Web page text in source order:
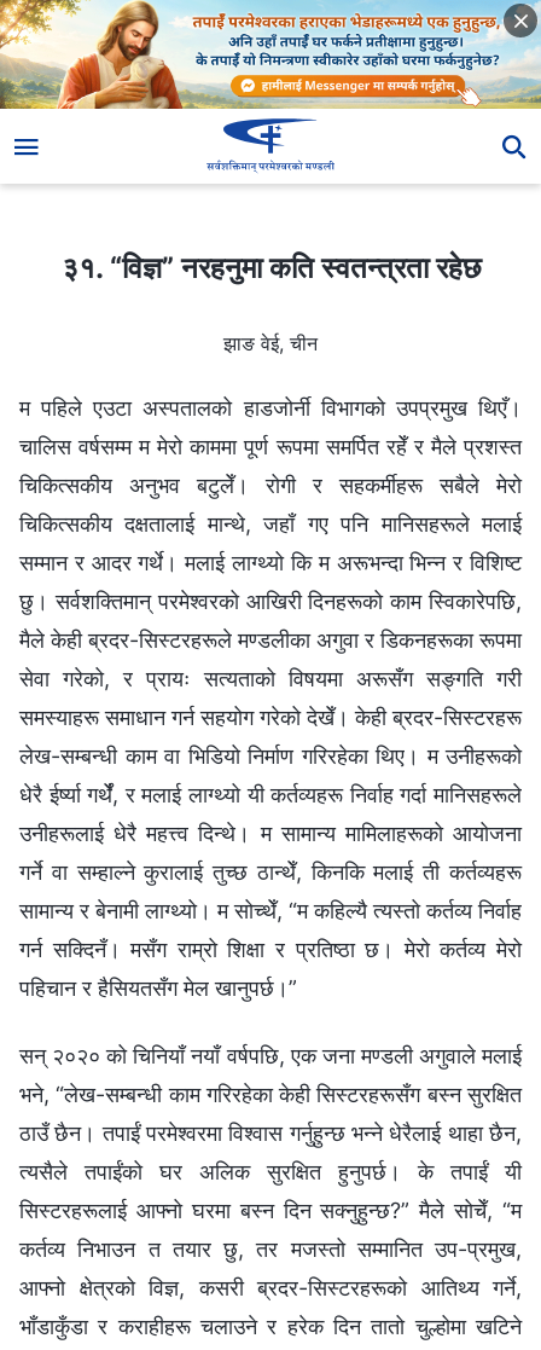
३१. “विज्ञ” नरहनुमा कति स्वतन्त्रता रहेछ
३१. “विज्ञ” नरहनुमा कति स्वतन्त्रता रहेछ
झाङ वेई, चीन
म पहिले एउटा अस्पतालको हाडजोर्नी विभागको उपप्रमुख थिएँ।
चालिस वर्षसम्म म मेरो काममा पूर्ण रूपमा समर्पित रहेँ र मैले प्रशस्त
चिकित्सकीय अनुभव बटुलेँ। रोगी र सहकर्मीहरू सबैले मेरो
चिकित्सकीय दक्षतालाई मान्थे, जहाँ गए पनि मानिसहरूले मलाई
सम्मान र आदर गर्थे। मलाई लाग्थ्यो कि म अरूभन्दा भिन्न र विशिष्ट
छु। सर्वशक्तिमान् परमेश्‍वरको आखिरी दिनहरूको काम स्विकारेपछि,
मैले केही ब्रदर-सिस्टरहरूले मण्डलीका अगुवा र डिकनहरूका रूपमा
सेवा गरेको, र प्रायः सत्यताको विषयमा अरूसँग सङ्गति गरी
समस्याहरू समाधान गर्न सहयोग गरेको देखेँ। केही ब्रदर-सिस्टरहरू
लेख-सम्बन्धी काम वा भिडियो निर्माण गरिरहेका थिए। म उनीहरूको
धेरै ईर्ष्या गर्थेँ, र मलाई लाग्थ्यो यी कर्तव्यहरू निर्वाह गर्दा मानिसहरूले
उनीहरूलाई धेरै महत्त्व दिन्थे। म सामान्य मामिलाहरूको आयोजना
गर्ने वा सम्हाल्ने कुरालाई तुच्छ ठान्थेँ, किनकि मलाई ती कर्तव्यहरू
सामान्य र बेनामी लाग्थ्यो। म सोच्थेँ, “म कहिल्यै त्यस्तो कर्तव्य निर्वाह
गर्न सक्दिनँ। मसँग राम्रो शिक्षा र प्रतिष्ठा छ। मेरो कर्तव्य मेरो
पहिचान र हैसियतसँग मेल खानुपर्छ।”
सन् २०२० को चिनियाँ नयाँ वर्षपछि, एक जना मण्डली अगुवाले मलाई
भने, “लेख-सम्बन्धी काम गरिरहेका केही सिस्टरहरूसँग बस्न सुरक्षित
ठाउँ छैन। तपाईं परमेश्‍वरमा विश्वास गर्नुहुन्छ भन्ने धेरैलाई थाहा छैन,
त्यसैले तपाईंको घर अलिक सुरक्षित हुनुपर्छ। के तपाईं यी
सिस्टरहरूलाई आफ्नो घरमा बस्न दिन सक्नुहुन्छ?” मैले सोचेँ, “म
कर्तव्य निभाउन त तयार छु, तर मजस्तो सम्मानित उप-प्रमुख,
आफ्नो क्षेत्रको विज्ञ, कसरी ब्रदर-सिस्टरहरूको आतिथ्य गर्ने,
भाँडाकुँडा र कराहीहरू चलाउने र हरेक दिन तातो चुल्होमा खटिने